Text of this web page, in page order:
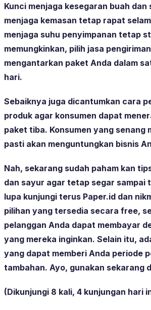
Kunci menjaga kesegaran buah dan
menjaga kemasan tetap rapat
menjaga suhu penyimpanan tetap
memungkinkan, pilih jasa
mengantarkan paket Anda dalam
hari.
Sebaiknya juga dicantumkan cara
produk agar konsumen dapat
paket tiba. Konsumen yang senang
pasti akan menguntungkan bisnis
Nah, sekarang sudah paham kan
dan sayur agar tetap segar sampai
lupa kunjungi terus Paper.id dan
pilihan yang tersedia secara free,
pelanggan Anda dapat membayar
yang mereka inginkan. Selain itu,
yang dapat memberi Anda periode
tambahan. Ayo, gunakan sekarang
(Dikunjungi 8 kali, 4 kunjungan hari